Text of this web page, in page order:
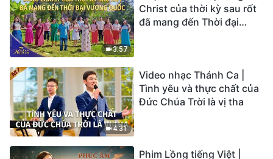
3:57
Christ của thời kỳ sau rốt
đã mang đến Thời đại
4:31
Video nhạc Thánh Ca |
Tình yêu và thực chất của
Đức Chúa Trời là vị tha
Phim Lồng tiếng Việt |